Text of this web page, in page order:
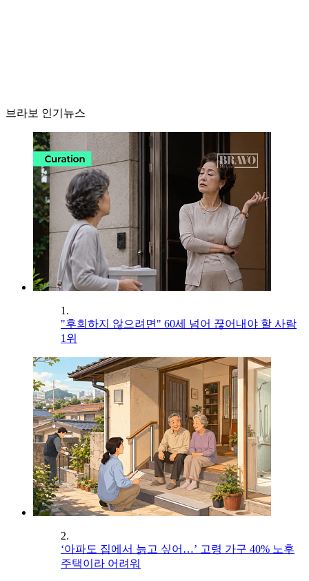
브라보 인기뉴스
1.
"후회하지 않으려면" 60세 넘어 끊어내야 할 사람
1위
2.
‘아파도 집에서 늙고 싶어…’ 고령 가구 40% 노후
주택이라 어려워